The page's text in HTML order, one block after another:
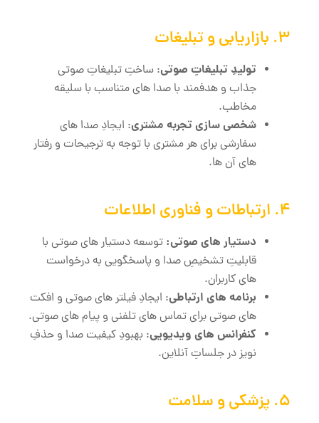
3. بازاریابی و تبلیغات
تولیدِ تبلیغاتِ صوتی: ساختِ تبلیغاتِ صوتی
جذاب و هدفمند با صدا های متناسب با سلیقه
مخاطب.
شخصی ‌سازی تجربه مشتری: ایجادِ صدا های
سفارشی برای هر مشتری با توجه به ترجیحات و رفتار
های آن ‌ها.
4. ارتباطات و فناوری اطلاعات
دستیار های صوتی:توسعه دستیار های صوتی با
قابلیتِ تشخیصِ صدا و پاسخگویی به درخواست‌
های کاربران.
برنامه‌ های ارتباطی: ایجادِ فیلتر های صوتی و افکت‌
های صوتی برای تماس ‌های تلفنی و پیام ‌های صوتی.
کنفرانس ‌های ویدیویی: بهبودِ کیفیت صدا و حذفِ
نویز در جلساتِ آنلاین.
5. پزشکی و سلامت